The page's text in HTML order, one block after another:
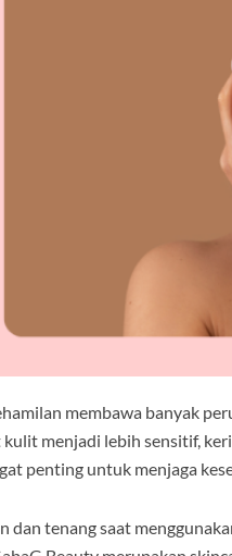
membawa banyak
menjadi lebih sensitif,
penting untuk menjaga
dan tenang saat